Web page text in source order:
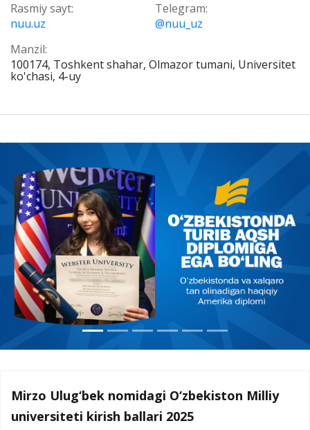
Rasmiy sayt:
nuu.uz
Telegram:
@nuu_uz
Manzil:
100174, Toshkent shahar, Olmazor tumani, Universitet
ko'chasi, 4-uy
Mirzo Ulug‘bek nomidagi O‘zbekiston Milliy
universiteti kirish ballari 2025